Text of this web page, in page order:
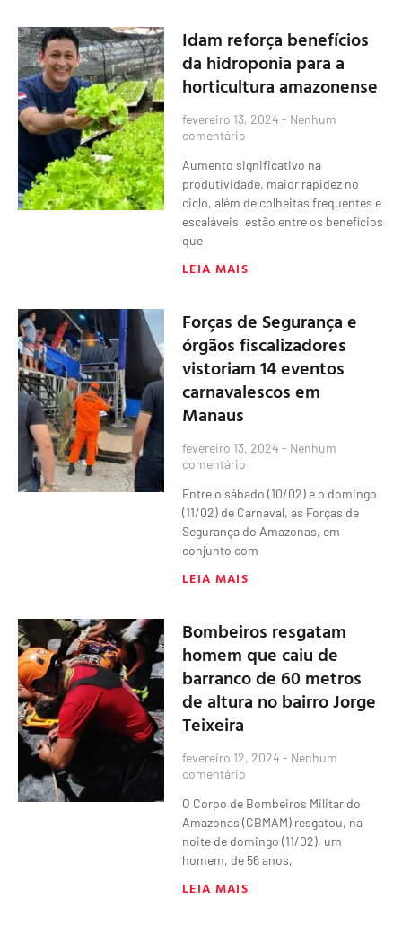
Idam reforça benefícios
da hidroponia para a
horticultura amazonense
fevereiro 13, 2024 Nenhum
comentário
Aumento significativo na
produtividade, maior rapidez no
ciclo, além de colheitas frequentes e
escaláveis, estão entre os benefícios
que
LEIA MAIS
Forças de Segurança e
órgãos fiscalizadores
vistoriam 14 eventos
carnavalescos em
Manaus
fevereiro 13, 2024 Nenhum
comentário
Entre o sábado (10/02) e o domingo
(11/02) de Carnaval, as Forças de
Segurança do Amazonas, em
conjunto com
LEIA MAIS
Bombeiros resgatam
homem que caiu de
barranco de 60 metros
de altura no bairro Jorge
Teixeira
fevereiro 12, 2024 Nenhum
comentário
O Corpo de Bombeiros Militar do
Amazonas (CBMAM) resgatou, na
noite de domingo (11/02), um
homem, de 56 anos,
LEIA MAIS